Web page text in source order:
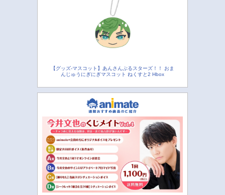
【グッズ-マスコット】あんさんぶるスターズ！！ おま
んじゅうにぎにぎマスコット ねくすと2 Hbox